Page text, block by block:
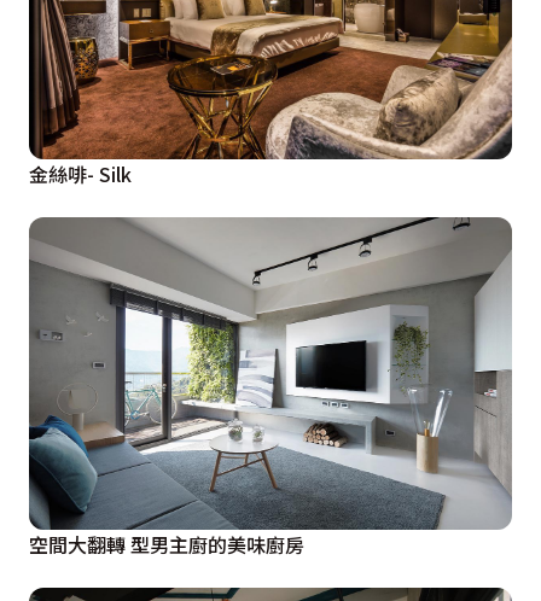
金絲啡- Silk
空間大翻轉 型男主廚的美味廚房